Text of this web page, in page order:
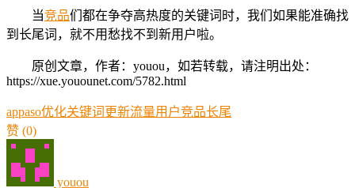
当竞品们都在争夺高热度的关键词时，我们如果能准确找
到长尾词，就不用愁找不到新用户啦。
原创文章，作者：youou，如若转载，请注明出处：
https://xue.youounet.com/5782.html
appaso优化关键词 更新流量用户竞品长尾
赞 (0)
youou